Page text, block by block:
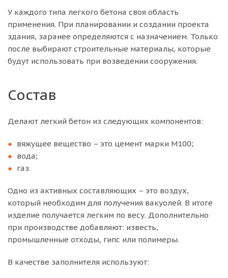
У каждого типа легкого бетона своя область
применения. При планировании и создании проекта
здания, заранее определяются с назначением. Только
после выбирают строительные материалы, которые
будут использовать при возведении сооружения.
Состав
Делают легкий бетон из следующих компонентов:
вяжущее вещество – это цемент марки М100;
вода;
газ.
Одно из активных составляющих – это воздух,
который необходим для получения вакуолей. В итоге
изделие получается легким по весу. Дополнительно
при производстве добавляют: известь,
промышленные отходы, гипс или полимеры.
В качестве заполнителя используют: